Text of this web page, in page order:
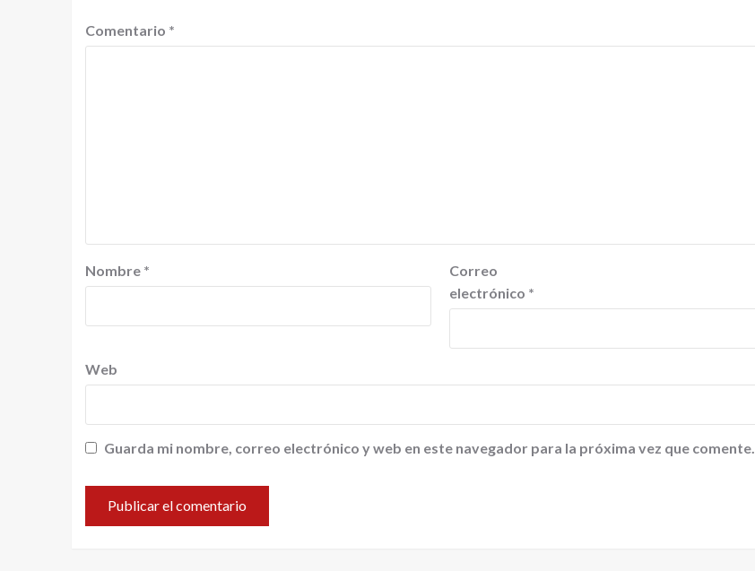
Comentario *
Nombre *
Correo
electrónico *
Web
Guarda mi nombre, correo electrónico y web en este navegador para la próxima vez que comente.